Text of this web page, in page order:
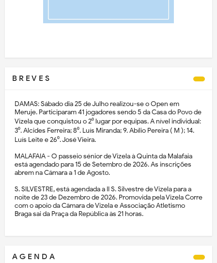
B R E V E S
DAMAS: Sábado dia 25 de Julho realizou-se o Open em
Meruje. Participaram 41 jogadores sendo 5 da Casa do Povo de
Vizela que conquistou o 2⁰ lugar por equipas. A nível individual:
3⁰. Alcides Ferreira; 8⁰. Luís Miranda; 9. Abílio Pereira ( M ); 14.
Luís Leite e 26⁰. José Vieira.
MALAFAIA - O passeio sénior de Vizela à Quinta da Malafaia
está agendado para 15 de Setembro de 2026. As inscrições
abrem na Câmara a 1 de Agosto.
S. SILVESTRE, está agendada a II S. Silvestre de Vizela para a
noite de 23 de Dezembro de 2026. Promovida pela Vizela Corre
com o apoio da Câmara de Vizela e Associação Atletismo
Braga sai da Praça da República às 21 horas.
A G E N D A